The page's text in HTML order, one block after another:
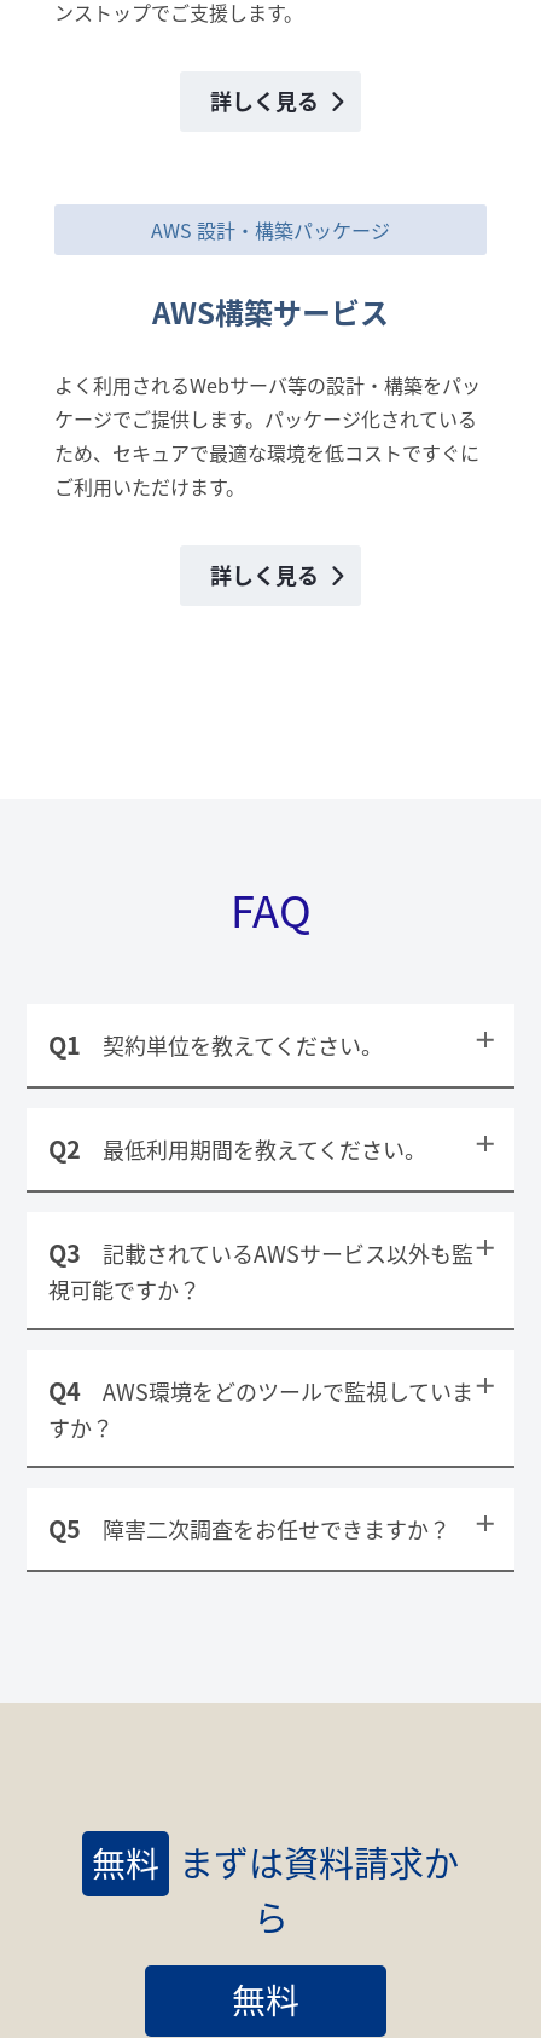
ンストップでご支援します。
詳しく見る
AWS 設計・構築パッケージ
AWS構築サービス
よく利用されるWebサーバ等の設計・構築をパッ
ケージでご提供します。パッケージ化されている
ため、セキュアで最適な環境を低コストですぐに
ご利用いただけます。
詳しく見る
FAQ
Q1 契約単位を教えてください。
のご契約となります。
Q2 最低利用期間を教えてください。
Q3 記載されているAWSサービス以外も監
視可能ですか？
ご提供となります。
Q4 AWS環境をどのツールで監視していま
すか？
カウントをご提供しております。お客様側
Q5 障害二次調査をお任せできますか？
無料 まずは資料請求か
ら
無料